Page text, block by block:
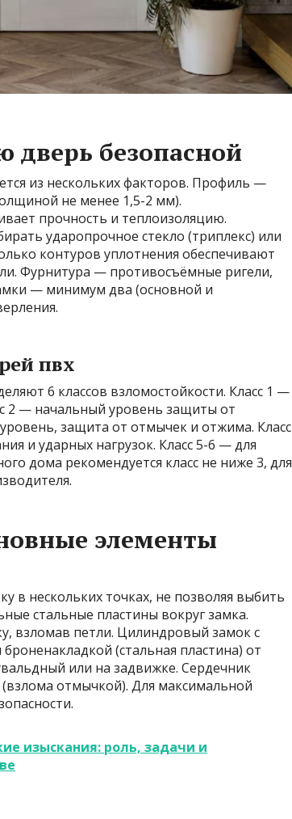
дверь безопасной
из нескольких факторов. Профиль —
не менее 1,5-2 мм).
прочность и теплоизоляцию.
ударопрочное стекло (триплекс) или
контуров уплотнения обеспечивают
Фурнитура — противосъёмные ригели,
— минимум два (основной и
пвх
6 классов взломостойкости. Класс 1 —
2 — начальный уровень защиты от
защита от отмычек и отжима. Класс
и ударных нагрузок. Класс 5-6 — для
дома рекомендуется класс не ниже 3, для
элементы
в нескольких точках, не позволяя выбить
стальные пластины вокруг замка.
взломав петли. Цилиндровый замок с
(стальная пластина) от
или на задвижке. Сердечник
отмычкой). Для максимальной
изыскания: роль, задачи и